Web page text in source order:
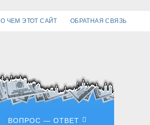
О ЧЕМ ЭТОТ САЙТ ОБРАТНАЯ СВЯЗЬ
ВОПРОС — ОТВЕТ